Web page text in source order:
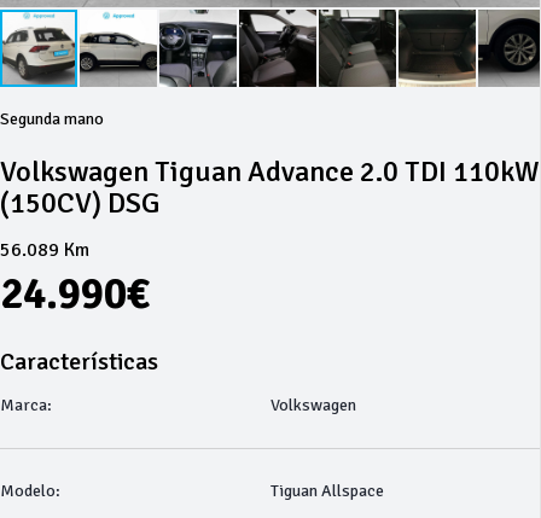
Segunda mano
Volkswagen Tiguan Advance 2.0 TDI 110kW
(150CV) DSG
56.089 Km
24.990€
Características
Marca: Volkswagen
Modelo: Tiguan Allspace